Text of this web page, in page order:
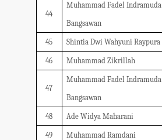
44
Muhammad Fadel Indramuda
Bangsawan
45 Shintia Dwi Wahyuni Raypura
46 Muhammad Zikrillah
47
Muhammad Fadel Indramuda
Bangsawan
48 Ade Widya Maharani
49 Muhammad Ramdani